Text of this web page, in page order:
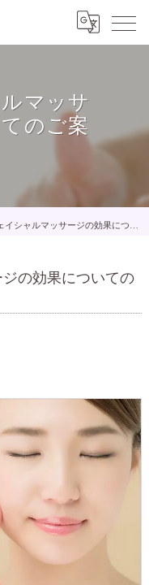
マッサ
のご案
ャルマッサージの効果についてのご案内です
の効果についての